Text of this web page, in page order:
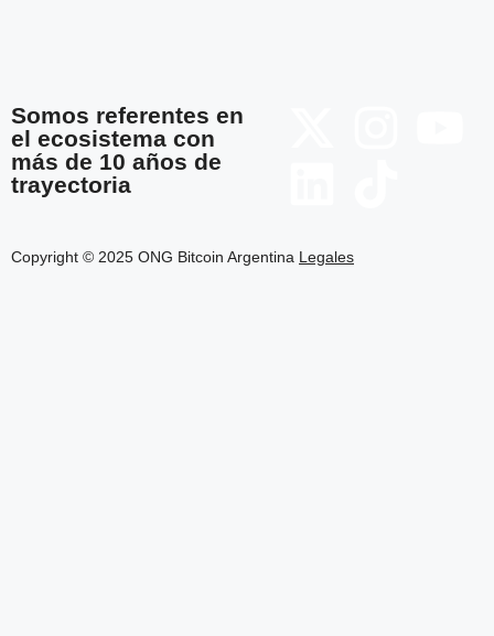
Somos referentes en
el ecosistema con
más de 10 años de
trayectoria
Copyright © 2025 ONG Bitcoin Argentina Legales